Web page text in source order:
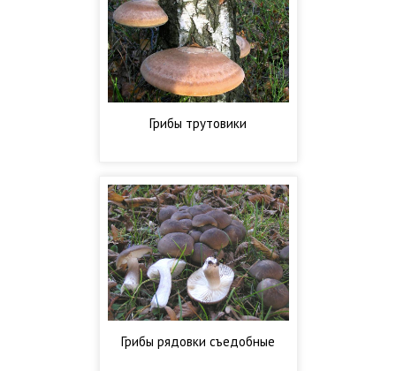
Грибы трутовики
Грибы рядовки съедобные